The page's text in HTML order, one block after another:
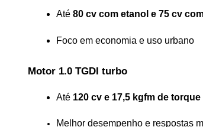
Até 80 cv com etanol e 75 cv
Foco em economia e uso urbano
Motor 1.0 TGDI turbo
Até 120 cv e 17,5 kgfm de torque
Melhor desempenho e respostas